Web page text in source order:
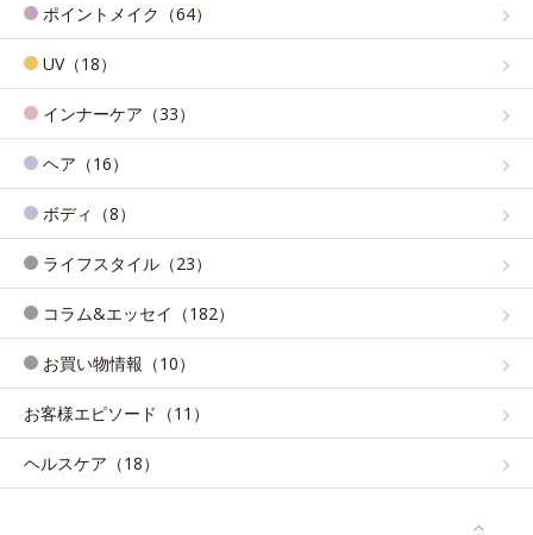
ポイントメイク（64）
UV（18）
インナーケア（33）
ヘア（16）
ボディ（8）
ライフスタイル（23）
コラム&エッセイ（182）
お買い物情報（10）
お客様エピソード（11）
ヘルスケア（18）